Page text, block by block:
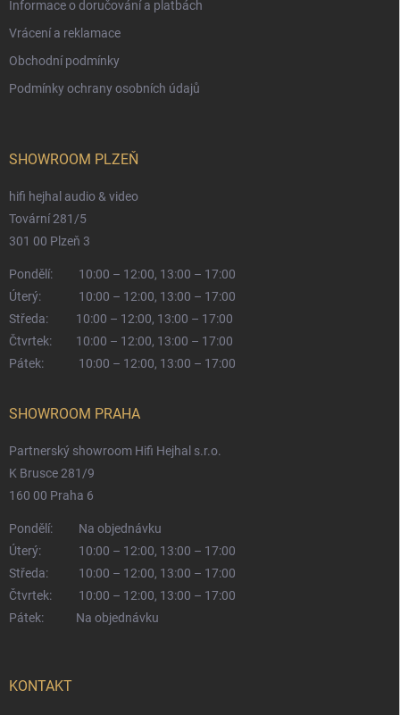
Informace o doručování a platbách
Vrácení a reklamace
Obchodní podmínky
Podmínky ochrany osobních údajů
SHOWROOM PLZEŇ
hifi hejhal audio & video
Tovární 281/5
301 00 Plzeň 3
Pondělí:
10:00 – 12:00, 13:00 – 17:00
Úterý:
10:00 – 12:00, 13:00 – 17:00
Středa:
10:00 – 12:00, 13:00 – 17:00
Čtvrtek:
10:00 – 12:00, 13:00 – 17:00
Pátek:
10:00 – 12:00, 13:00 – 17:00
SHOWROOM PRAHA
Partnerský showroom Hifi Hejhal s.r.o.
K Brusce 281/9
160 00 Praha 6
Pondělí:
Na objednávku
Úterý:
10:00 – 12:00, 13:00 – 17:00
Středa:
10:00 – 12:00, 13:00 – 17:00
Čtvrtek:
10:00 – 12:00, 13:00 – 17:00
Pátek:
Na objednávku
KONTAKT